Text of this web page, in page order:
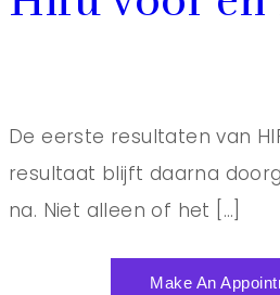
De eerste resultaten van
resultaat blijft daarna
na. Niet alleen of het […]
Make An